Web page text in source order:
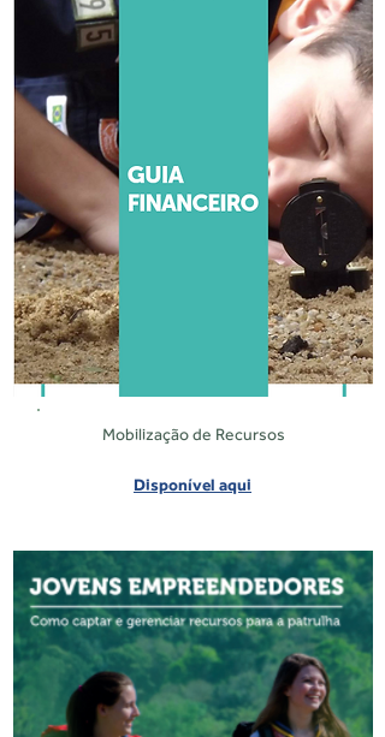
Mobilização de Recursos
Disponível aqui